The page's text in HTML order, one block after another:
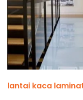
lantai kaca